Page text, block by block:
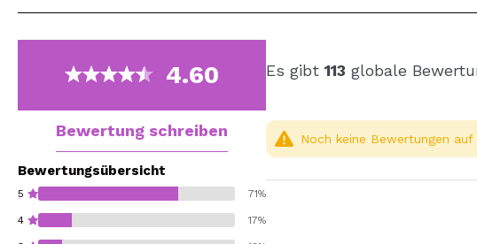
4.60
Bewertung schreiben
Bewertungsübersicht
5 71%
4 17%
Es gibt 113 globale
Noch keine Bewertungen